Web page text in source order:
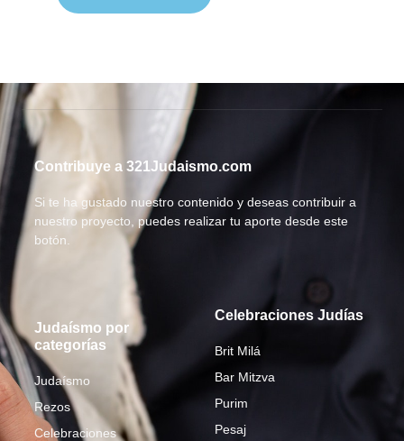
Contribuye a 321Judaismo.com
Si te ha gustado nuestro contenido y deseas contribuir a
nuestro proyecto, puedes realizar tu aporte desde este
botón.
Judaísmo por
categorías
Judaísmo
Rezos
Celebraciones
Celebraciones Judías
Brit Milá
Bar Mitzva
Purim
Pesaj